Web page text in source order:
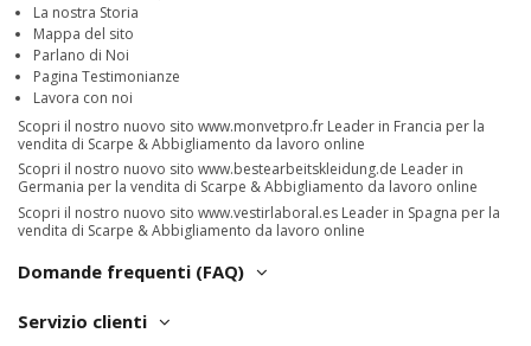
La nostra Storia
Mappa del sito
Parlano di Noi
Pagina Testimonianze
Lavora con noi
Scopri il nostro nuovo sito www.monvetpro.fr Leader in Francia per la
vendita di Scarpe & Abbigliamento da lavoro online
Scopri il nostro nuovo sito www.bestearbeitskleidung.de Leader in
Germania per la vendita di Scarpe & Abbigliamento da lavoro online
Scopri il nostro nuovo sito www.vestirlaboral.es Leader in Spagna per la
vendita di Scarpe & Abbigliamento da lavoro online
Domande frequenti (FAQ)
Servizio clienti